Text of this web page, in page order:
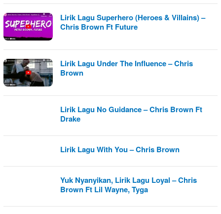
Lirik Lagu Superhero (Heroes & Villains) –
Chris Brown Ft Future
Lirik Lagu Under The Influence – Chris
Brown
Lirik Lagu No Guidance – Chris Brown Ft
Drake
Lirik Lagu With You – Chris Brown
Yuk Nyanyikan, Lirik Lagu Loyal – Chris
Brown Ft Lil Wayne, Tyga